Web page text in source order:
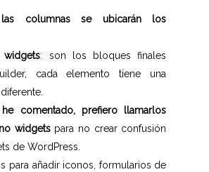
columnas se ubicarán los
widgets: son los bloques finales
cada elemento tiene una
comentado, prefiero llamarlos
widgets para no crear confusión
de WordPress.
para añadir iconos, formularios de